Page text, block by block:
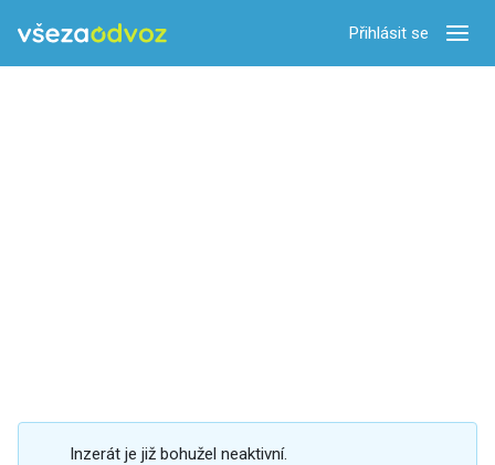
Přihlásit se
Inzerát je již bohužel neaktivní.